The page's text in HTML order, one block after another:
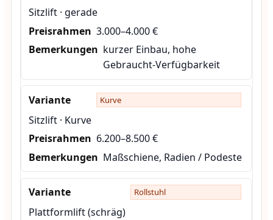
Sitzlift · gerade
3.000–4.000 €
kurzer Einbau, hohe
Gebraucht-Verfügbarkeit
Kurve
Sitzlift · Kurve
6.200–8.500 €
Maßschiene, Radien / Podeste
Rollstuhl
Plattformlift (schräg)